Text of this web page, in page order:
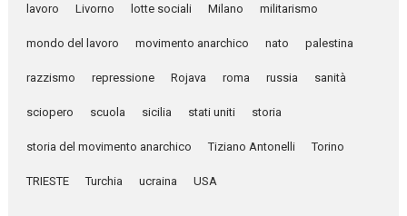
lavoro Livorno lotte sociali Milano militarismo
mondo del lavoro movimento anarchico nato palestina
razzismo repressione Rojava roma russia sanità
sciopero scuola sicilia stati uniti storia
storia del movimento anarchico Tiziano Antonelli Torino
TRIESTE Turchia ucraina USA